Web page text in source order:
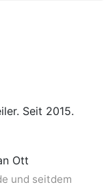
Seit 2015.
Ott
und seitdem